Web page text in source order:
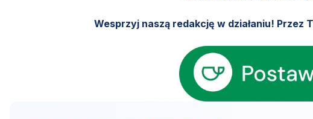
Wesprzyj naszą redakcję w działaniu! Przez